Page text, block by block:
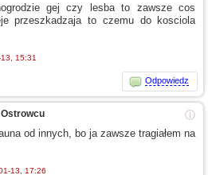
gej czy lesba to zawsze cos
przeszkadzaja to czemu do kosciola
15:31
Odpowiedz
ⓘ
od innych, bo ja zawsze tragiałem na
13, 17:26